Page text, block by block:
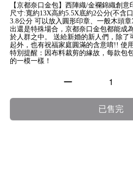
【京都奈口金包】西陣織/金襴錦織創
尺寸:寬約13X高約5.5X底約2公分(不含
3.8公分 可以放入圓形印章、一般木頭
出還是特殊場合，京都奈口金包都能成
於人群之中。 送給新婚的新人們，除了
起外，也有祝福家庭圓滿的含意唷!! 使
特別提醒：因布料裁剪的緣故，每款包
的一模一樣！
已售完